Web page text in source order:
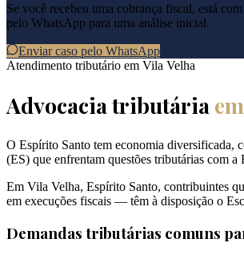
Se você recebeu uma cobrança fiscal, está
pelo WhatsApp para uma análise inicial.
Enviar caso pelo WhatsApp
Atendimento tributário em Vila Velha
Advocacia tributária
O Espírito Santo tem economia diversificada,
(ES) que enfrentam questões tributárias com
Em Vila Velha, Espírito Santo, contribuintes
em execuções fiscais — têm à disposição o
Demandas tributárias comuns